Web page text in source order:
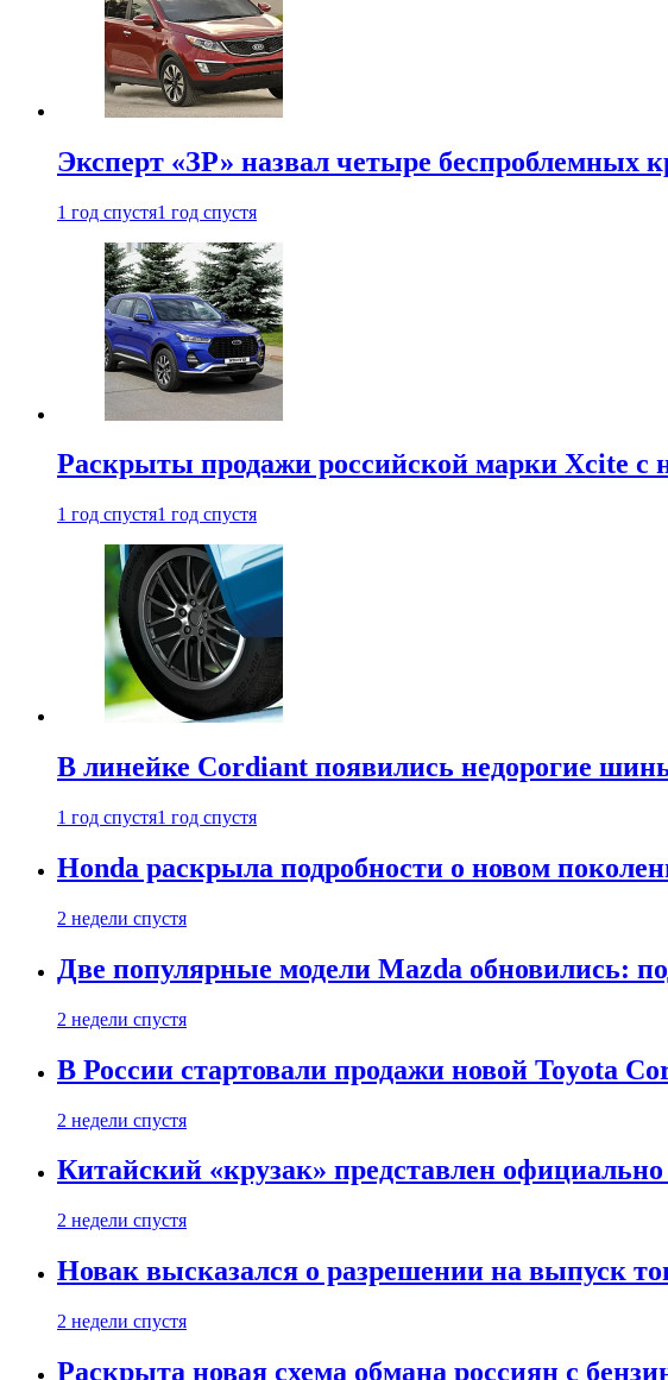
Эксперт «ЗР» назвал четыре беспроблемных
1 год спустя1 год спустя
Раскрыты продажи российской марки Xcite с
1 год спустя1 год спустя
В линейке Cordiant появились недорогие
1 год спустя1 год спустя
Honda раскрыла подробности о новом
2 недели спустя
Две популярные модели Mazda обновились:
2 недели спустя
В России стартовали продажи новой Toyota
2 недели спустя
Китайский «крузак» представлен
2 недели спустя
Новак высказался о разрешении на выпуск
2 недели спустя
Раскрыта новая схема обмана россиян с